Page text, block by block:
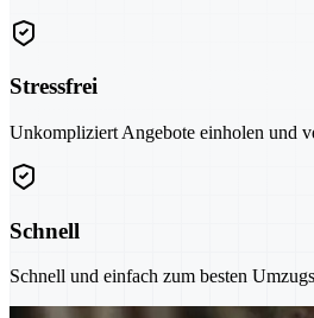
Stressfrei
Unkompliziert Angebote einholen und
Schnell
Schnell und einfach zum besten